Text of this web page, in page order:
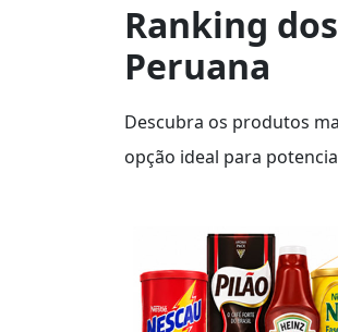
Ranking
Peruana
Descubra os produtos
opção ideal para